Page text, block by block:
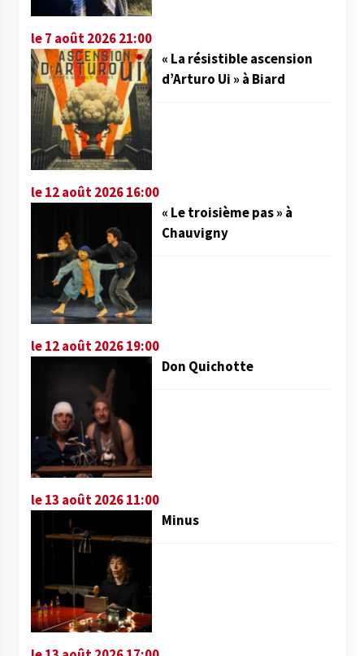
le 7 août 2026 21:00
« La résistible ascension
d’Arturo Ui » à Biard
le 12 août 2026 16:00
« Le troisième pas » à
Chauvigny
le 12 août 2026 19:00
Don Quichotte
le 13 août 2026 11:00
Minus